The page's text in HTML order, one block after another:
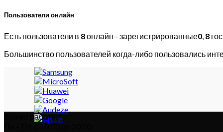
Пользователи онлайн
Есть пользователи в 8онлайн - зарегистрированные0, 8
Большинство пользователей когда-либо пользовались
Время работы:
Пн – Пт: с 10:00 до 20:00